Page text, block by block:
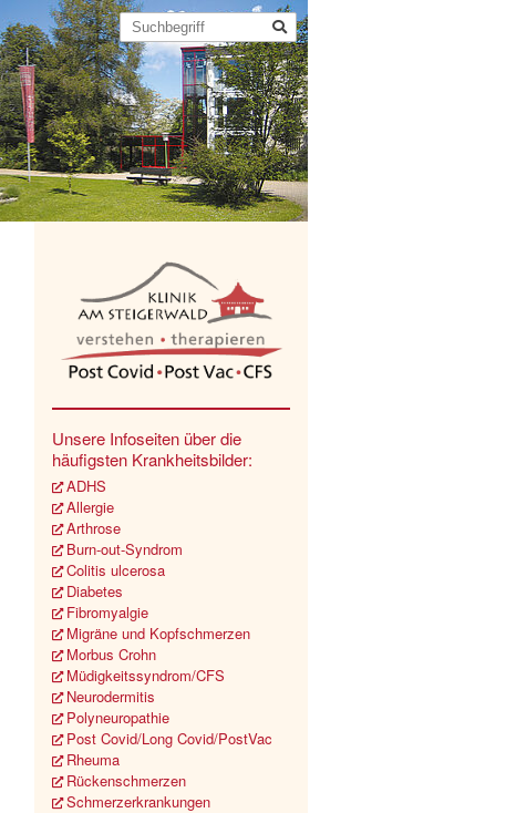
Unsere Infoseiten über die
häufigsten Krankheitsbilder:
ADHS
Allergie
Arthrose
Burn-out-Syndrom
Colitis ulcerosa
Diabetes
Fibromyalgie
Migräne und Kopfschmerzen
Morbus Crohn
Müdigkeitssyndrom/CFS
Neurodermitis
Polyneuropathie
Post Covid/Long Covid/PostVac
Rheuma
Rückenschmerzen
Schmerzerkrankungen